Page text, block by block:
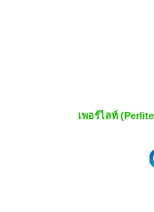
เพอร์ไลท์